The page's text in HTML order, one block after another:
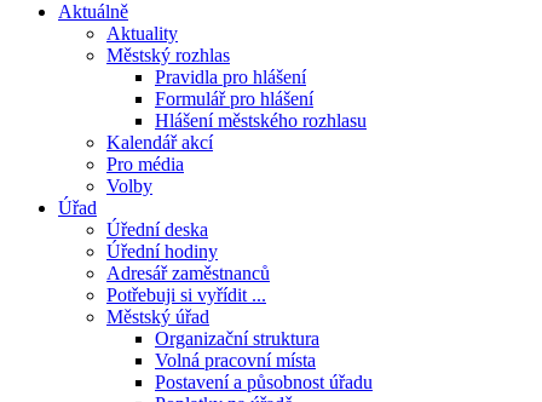
Aktuálně
Aktuality
Městský rozhlas
Pravidla pro hlášení
Formulář pro hlášení
Hlášení městského rozhlasu
Kalendář akcí
Pro média
Volby
Úřad
Úřední deska
Úřední hodiny
Adresář zaměstnanců
Potřebuji si vyřídit ...
Městský úřad
Organizační struktura
Volná pracovní místa
Postavení a působnost úřadu